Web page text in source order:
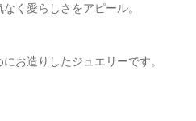
く愛らしさをアピール。
お造りしたジュエリーです。